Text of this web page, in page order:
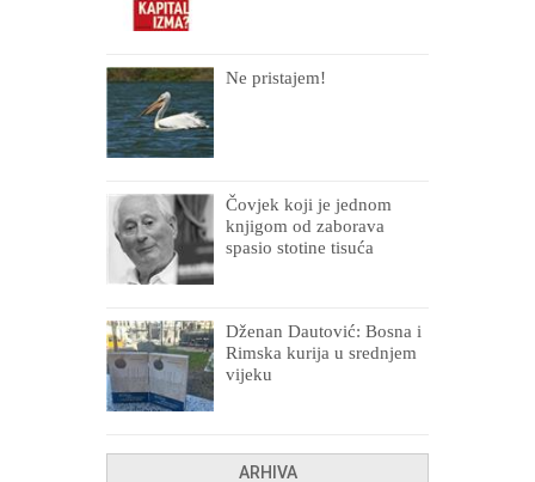
Ne pristajem!
Čovjek koji je jednom
knjigom od zaborava
spasio stotine tisuća
Dženan Dautović: Bosna i
Rimska kurija u srednjem
vijeku
ARHIVA